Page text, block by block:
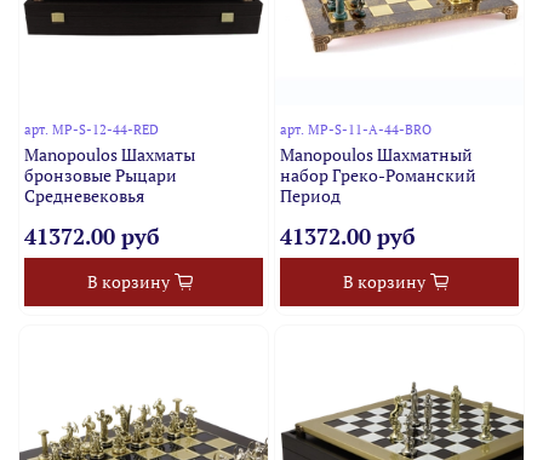
арт.MP-S-12-44-RED
Manopoulos Шахматы
бронзовые Рыцари
Средневековья
41372.00 руб
В корзину
арт. MP-S-11-A-44-BRO
Manopoulos Шахматный
набор Греко-Романский
Период
41372.00 руб
В корзину